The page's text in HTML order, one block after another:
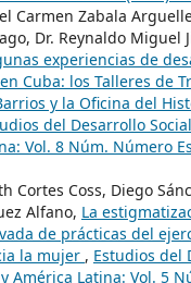
Carmen Zabala
Dr. Reynaldo Miguel
experiencias de
Cuba: los Talleres de
y la Oficina del
del Desarrollo
Vol. 8 Núm. Número
Cortes Coss, Diego
Alfano, La
de prácticas del
la mujer , Estudios del
América Latina: Vol. 5